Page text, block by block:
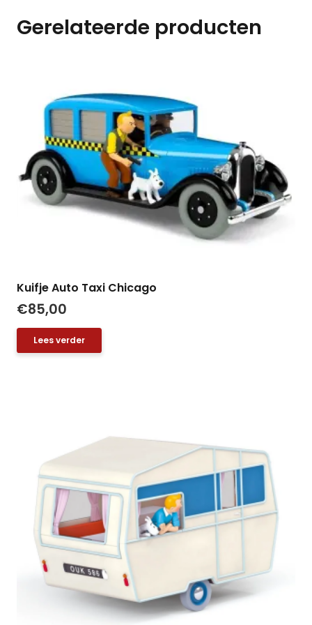
Gerelateerde producten
Kuifje Auto Taxi Chicago
€85,00
Lees verder